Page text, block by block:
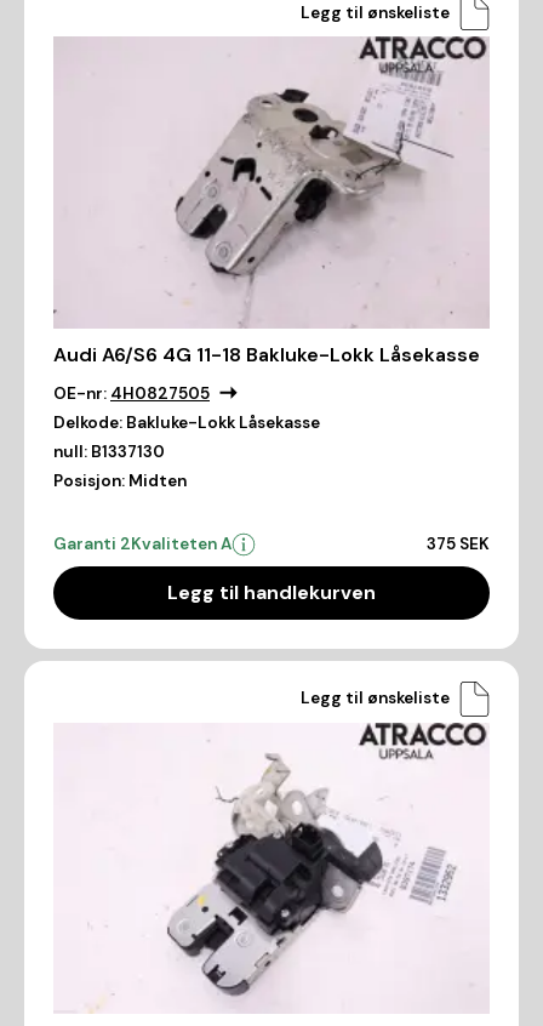
Legg til ønskeliste
Audi A6/S6 4G 11-18 Bakluke-Lokk Låsekasse
OE-nr: 4H0827505
Delkode: Bakluke-Lokk Låsekasse
null: B1337130
Posisjon: Midten
Garanti 2Kvaliteten A 375 SEK
Legg til handlekurven
Legg til ønskeliste